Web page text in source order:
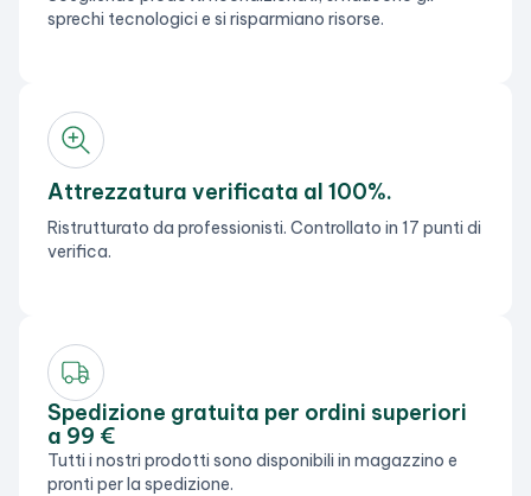
sprechi tecnologici e si risparmiano risorse.
Attrezzatura verificata al 100%.
Ristrutturato da professionisti. Controllato in 17 punti di
verifica.
Spedizione gratuita per ordini superiori
a 99 €
Tutti i nostri prodotti sono disponibili in magazzino e
pronti per la spedizione.